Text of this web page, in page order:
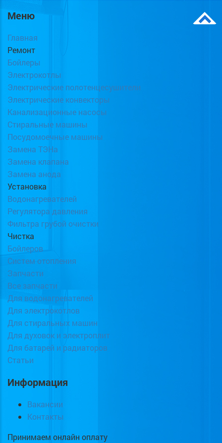
Меню
Главная
Ремонт
Бойлеры
Электрокотлы
Электрические полотенцесушители
Электрические конвекторы
Канализационные насосы
Стиральные машины
Посудомоечные машины
Замена ТЭНа
Замена клапана
Замена анода
Установка
Водонагревателей
Регулятора давления
Фильтра грубой очистки
Чистка
Бойлеров
Систем отопления
Запчасти
Все запчасти
Для водонагревателей
Для электрокотлов
Для стиральных машин
Для духовок и электроплит
Для батарей и радиаторов
Статьи
Информация
Вакансии
Контакты
Принимаем онлайн оплату